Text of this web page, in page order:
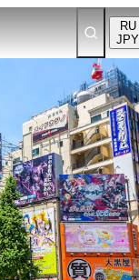
RU
JPY